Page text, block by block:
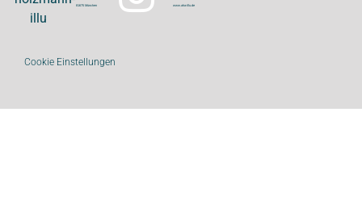
81675 München www.aha-illu.de
Cookie Einstellungen